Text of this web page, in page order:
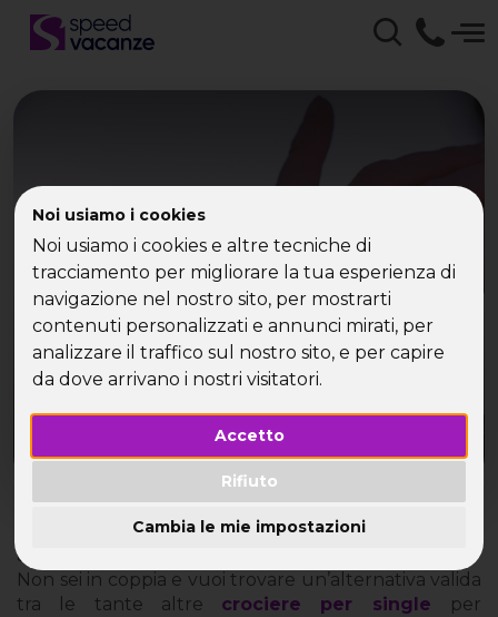
Noi usiamo i cookies
Noi usiamo i cookies e altre tecniche di
tracciamento per migliorare la tua esperienza di
navigazione nel nostro sito, per mostrarti
contenuti personalizzati e annunci mirati, per
analizzare il traffico sul nostro sito, e per capire
da dove arrivano i nostri visitatori.
Accetto
Rifiuto
Cambia le mie impostazioni
Speed Vacanze -
Crociere per Single
Scegli le crociere di Speed Vacanze e conosci
nuovi amici
Scegli le crociere di Speed Vacanze e conosci nuovi
amici
Non sei in coppia e vuoi trovare un’alternativa valida
tra le tante altre crociere per single
per